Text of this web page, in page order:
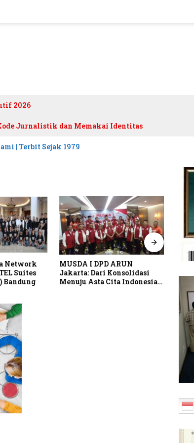
2026
Jurnalistik dan Memakai Identitas
| Terbit Sejak 1979
Network
Suites
Bandung
MUSDA I DPD ARUN
Jakarta: Dari Konsolidasi
Menuju Asta Cita Indonesia